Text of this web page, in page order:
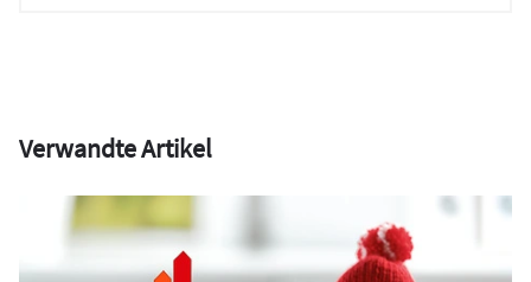
Verwandte Artikel